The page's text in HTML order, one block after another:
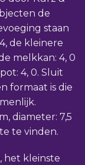
de
staan
de kleinere
melkkan: 4, 0
4, 0. Sluit
formaat is die
diameter: 7,5
te vinden.
het kleinste